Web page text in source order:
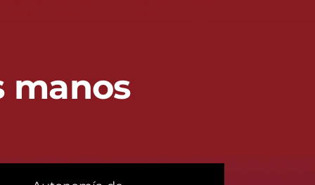
manos